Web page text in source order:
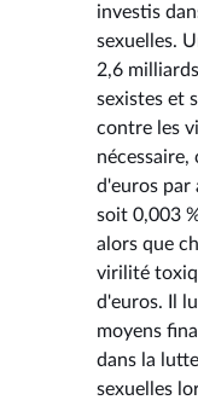
investis
sexuelles.
2,6
sexistes et
contre les
d'euros par
soit 0,003
alors que
virilité
d'euros. Il
moyens
dans la
sexuelles